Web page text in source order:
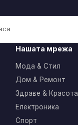
Нашата мрежа
Мода & Стил
Дом & Ремонт
Здраве & Красота
Електроника
Спорт